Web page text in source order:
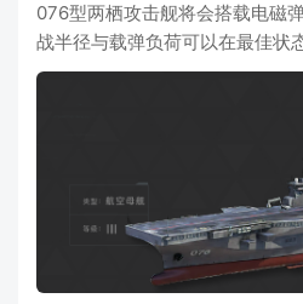
076型两栖攻击舰将会搭载电磁
战半径与载弹负荷可以在最佳状